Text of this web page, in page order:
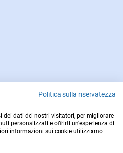
CONSULTARE : 112
Politica sulla riservatezza
dei dati dei nostri visitatori, per migliorare
personalizzati e offrirti un'esperienza di
informazioni sui cookie utilizziamo